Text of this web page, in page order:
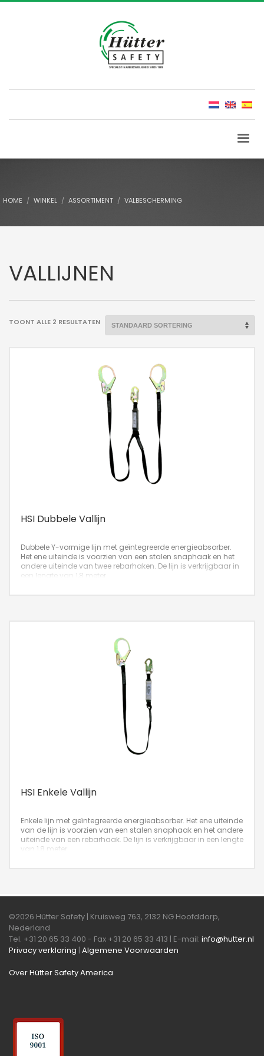
HOME WINKEL ASSORTIMENT VALBESCHERMING
VALLIJNEN
TOONT ALLE 2 RESULTATEN
HSI Dubbele Vallijn
Dubbele Y-vormige lijn met geïntegreerde energieabsorber.
Het ene uiteinde is voorzien van een stalen snaphaak en het
andere uiteinde van twee rebarhaken. De lijn is verkrijgbaar in
een lengte van 1,8 meter.
HSI Enkele Vallijn
Enkele lijn met geïntegreerde energieabsorber. Het ene uiteinde
van de lijn is voorzien van een stalen snaphaak en het andere
uiteinde van een rebarhaak. De lijn is verkrijgbaar in een lengte
van 1,8 meter.
©2026 Hütter Safety | Kruisweg 763, 2132 NG Hoofddorp,
Nederland
Tel. +31 20 65 33 400 - Fax +31 20 65 33 413 | E-mail: info@hutter.nl
Privacy verklaring | Algemene Voorwaarden
Over Hütter Safety America